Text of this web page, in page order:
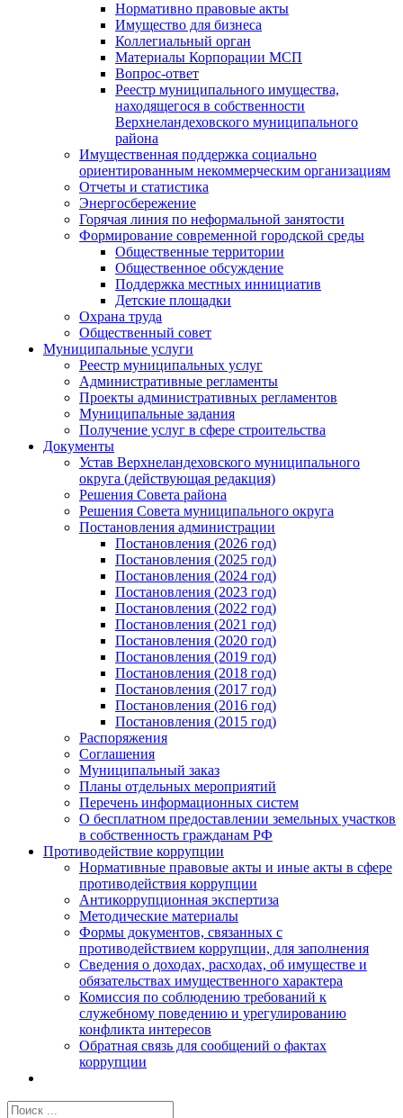
Нормативно правовые акты
Имущество для бизнеса
Коллегиальный орган
Материалы Корпорации МСП
Вопрос-ответ
Реестр муниципального имущества,
находящегося в собственности
Верхнеландеховского муниципального
района
Имущественная поддержка социально
ориентированным некоммерческим организациям
Отчеты и статистика
Энергосбережение
Горячая линия по неформальной занятости
Формирование современной городской среды
Общественные территории
Общественное обсуждение
Поддержка местных иннициатив
Детские площадки
Охрана труда
Общественный совет
Муниципальные услуги
Реестр муниципальных услуг
Административные регламенты
Проекты административных регламентов
Муниципальные задания
Получение услуг в сфере строительства
Документы
Устав Верхнеландеховского муниципального
округа (действующая редакция)
Решения Совета района
Решения Совета муниципального округа
Постановления администрации
Постановления (2026 год)
Постановления (2025 год)
Постановления (2024 год)
Постановления (2023 год)
Постановления (2022 год)
Постановления (2021 год)
Постановления (2020 год)
Постановления (2019 год)
Постановления (2018 год)
Постановления (2017 год)
Постановления (2016 год)
Постановления (2015 год)
Распоряжения
Соглашения
Муниципальный заказ
Планы отдельных мероприятий
Перечень информационных систем
О бесплатном предоставлении земельных участков
в собственность гражданам РФ
Противодействие коррупции
Нормативные правовые акты и иные акты в сфере
противодействия коррупции
Антикоррупционная экспертиза
Методические материалы
Формы документов, связанных с
противодействием коррупции, для заполнения
Сведения о доходах, расходах, об имуществе и
обязательствах имущественного характера
Комиссия по соблюдению требований к
служебному поведению и урегулированию
конфликта интересов
Обратная связь для сообщений о фактах
коррупции
Результат